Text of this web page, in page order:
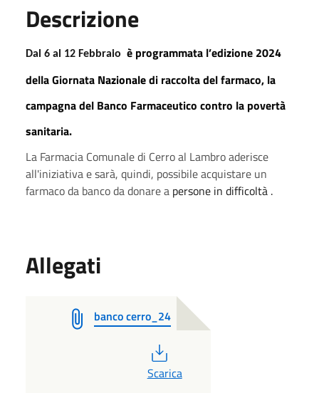
Descrizione
Dal 6 al 12 Febbraio è programmata l’edizione 2024
della Giornata Nazionaledi raccolta del farmaco, la
campagna del Banco Farmaceutico contro la povertà
sanitaria.
La Farmacia Comunale di Cerro al Lambro aderisce
all'iniziativa e sarà, quindi, possibile acquistare un
farmaco da banco da donare a persone in difficoltà .
Allegati
banco cerro_24
PDF
Scarica